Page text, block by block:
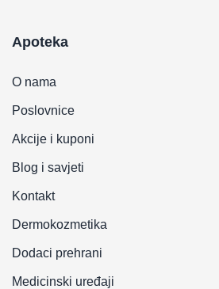
Apoteka
O nama
Poslovnice
Akcije i kuponi
Blog i savjeti
Kontakt
Dermokozmetika
Dodaci prehrani
Medicinski uređaji